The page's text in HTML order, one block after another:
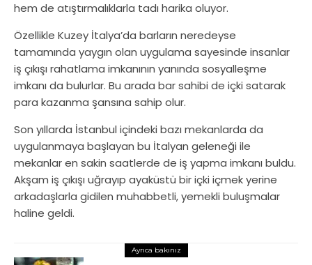
hem de atıştırmalıklarla tadı harika oluyor.
Özellikle Kuzey İtalya’da barların neredeyse
tamamında yaygın olan uygulama sayesinde insanlar
iş çıkışı rahatlama imkanının yanında sosyalleşme
imkanı da bulurlar. Bu arada bar sahibi de içki satarak
para kazanma şansına sahip olur.
Son yıllarda İstanbul içindeki bazı mekanlarda da
uygulanmaya başlayan bu İtalyan geleneği ile
mekanlar en sakin saatlerde de iş yapma imkanı buldu.
Akşam iş çıkışı uğrayıp ayaküstü bir içki içmek yerine
arkadaşlarla gidilen muhabbetli, yemekli buluşmalar
haline geldi.
Ayrıca bakınız